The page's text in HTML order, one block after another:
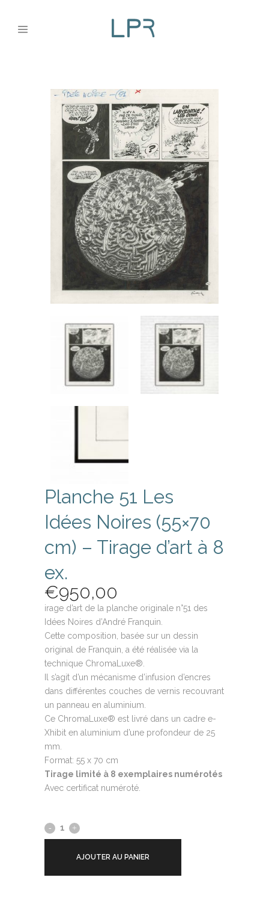
Planche 51 Les
Idées Noires (55×70
cm) – Tirage d’art à 8
ex.
€950,00
irage d’art de la planche originale n°51 des
Idées Noires d’André Franquin.
Cette composition, basée sur un dessin
original de Franquin, a été réalisée via la
technique ChromaLuxe®.
Il s’agit d’un mécanisme d’infusion d’encres
dans différentes couches de vernis recouvrant
un panneau en aluminium.
Ce ChromaLuxe® est livré dans un cadre e-
Xhibit en aluminium d’une profondeur de 25
mm.
Format: 55 x 70 cm
Tirage limité à 8 exemplaires numérotés
Avec certificat numéroté.
AJOUTER AU PANIER